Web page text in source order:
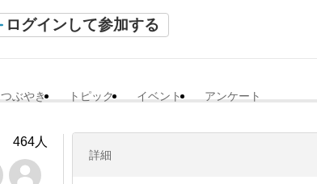
ログインして参加する
つぶやき トピック イベント アンケート
詳細
464人